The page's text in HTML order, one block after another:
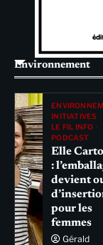
Environnement
INITIATIVES
LE FIL INFO
PODCAST
Elle
:
devient
pour les
femmes
Gérald